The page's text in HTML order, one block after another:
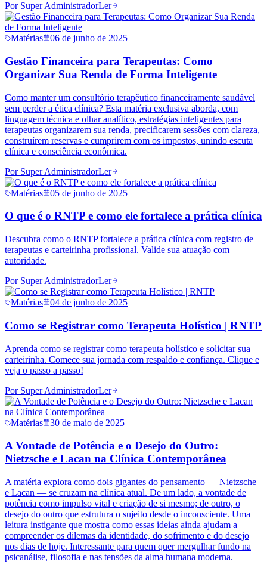
Por Super AdministradorLer
Matérias 06 de junho de 2025
Gestão Financeira para Terapeutas: Como
Organizar Sua Renda de Forma Inteligente
Como manter um consultório terapêutico financeiramente saudável
sem perder a ética clínica? Esta matéria exclusiva aborda, com
linguagem técnica e olhar analítico, estratégias inteligentes para
terapeutas organizarem sua renda, precificarem sessões com clareza,
construírem reservas e cumprirem com os impostos, unindo escuta
clínica e consciência econômica.
Por Super AdministradorLer
Matérias 05 de junho de 2025
O que é o RNTP e como ele fortalece a prática clínica
Descubra como o RNTP fortalece a prática clínica com registro de
terapeutas e carteirinha profissional. Valide sua atuação com
autoridade.
Por Super AdministradorLer
Matérias 04 de junho de 2025
Como se Registrar como Terapeuta Holístico | RNTP
Aprenda como se registrar como terapeuta holístico e solicitar sua
carteirinha. Comece sua jornada com respaldo e confiança. Clique e
veja o passo a passo!
Por Super AdministradorLer
Matérias 30 de maio de 2025
A Vontade de Potência e o Desejo do Outro:
Nietzsche e Lacan na Clínica Contemporânea
A matéria explora como dois gigantes do pensamento — Nietzsche
e Lacan — se cruzam na clínica atual. De um lado, a vontade de
potência como impulso vital e criação de si mesmo; de outro, o
desejo do outro que estrutura o sujeito desde o inconsciente. Uma
leitura instigante que mostra como essas ideias ainda ajudam a
compreender os dilemas da identidade, do sofrimento e do desejo
nos dias de hoje. Interessante para quem quer mergulhar fundo na
psicanálise, filosofia e nas tensões da alma humana moderna.